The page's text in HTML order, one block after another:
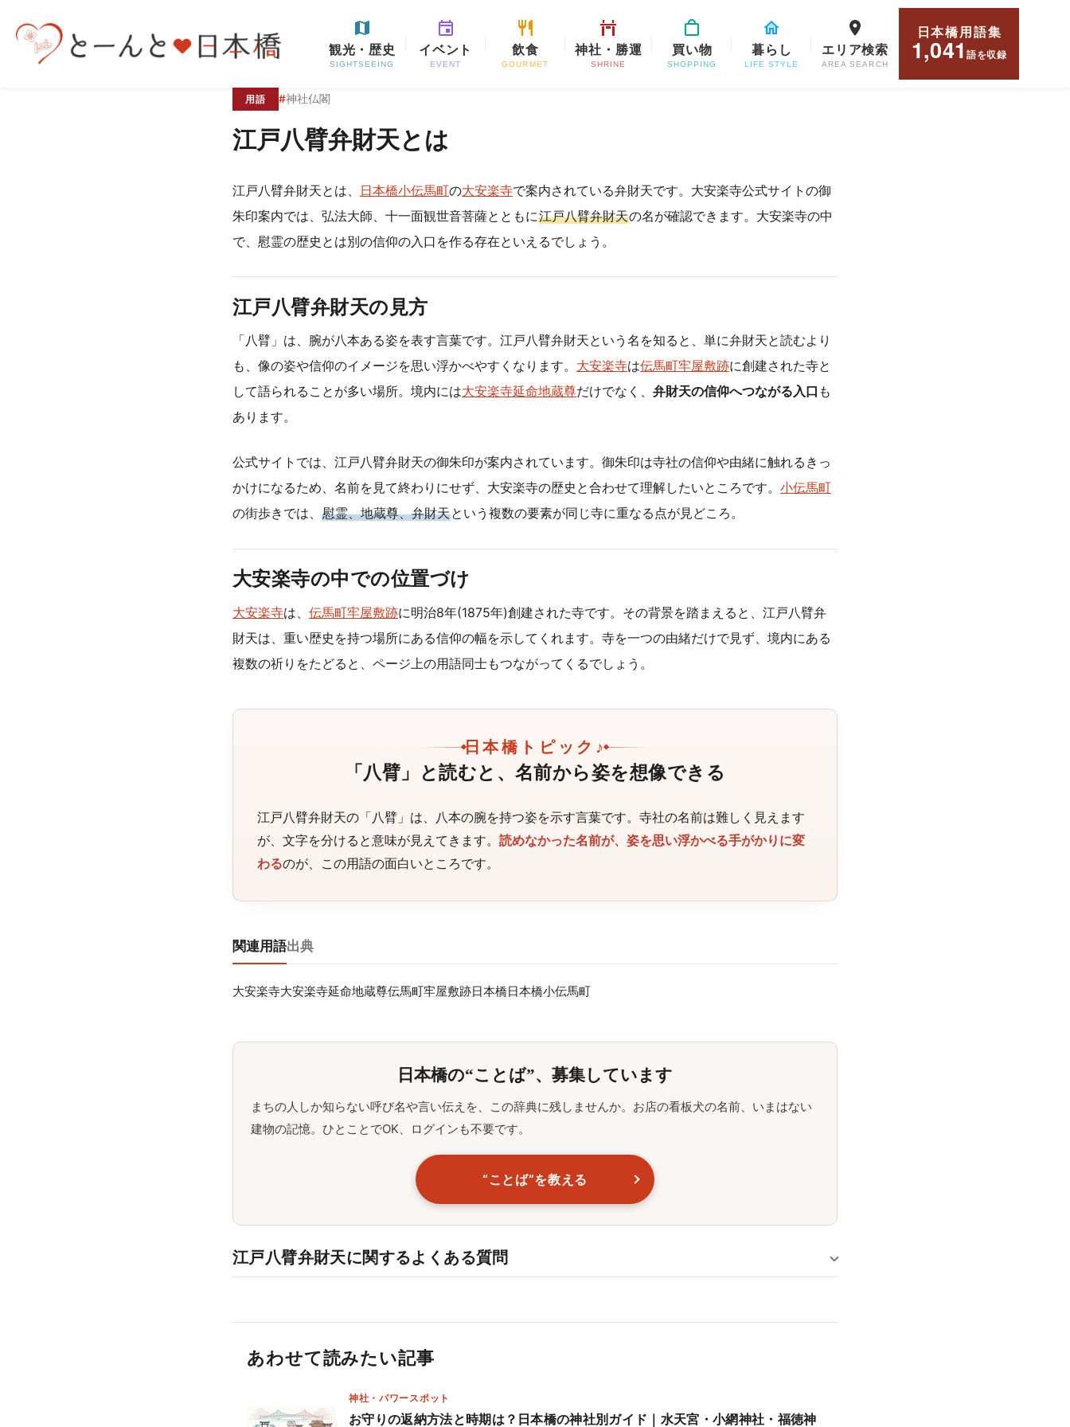
観光・歴史
SIGHTSEEING
イベント
EVENT
飲食
GOURMET
神社・勝運
SHRINE
買い物
SHOPPING
暮らし
LIFE STYLE
エリア検索
AREA SEARCH
日本橋用語集
1,041語を収録
用語 #神社仏閣
江戸八臂弁財天とは
江戸八臂弁財天とは、 日本橋小伝馬町の大安楽寺で案内されている弁財天です。大安楽寺公式サイトの御
朱印案内では、弘法大師、十一面観世音菩薩とともに江戸八臂弁財天の名が確認できます。大安楽寺の中
で、慰霊の歴史とは別の信仰の入口を作る存在といえるでしょう。
江戸八臂弁財天の見方
「八臂」は、腕が八本ある姿を表す言葉です。江戸八臂弁財天という名を知ると、単に弁財天と読むより
も、像の姿や信仰のイメージを思い浮かべやすくなります。 大安楽寺は伝馬町牢屋敷跡に創建された寺と
して語られることが多い場所。境内には大安楽寺延命地蔵尊だけでなく、 弁財天の信仰へつながる入口 も
あります。
公式サイトでは、江戸八臂弁財天の御朱印が案内されています。御朱印は寺社の信仰や由緒に触れるきっ
かけになるため、名前を見て終わりにせず、大安楽寺の歴史と合わせて理解したいところです。 小伝馬町
の街歩きでは、 慰霊、地蔵尊、弁財天という複数の要素が同じ寺に重なる点が見どころ。
大安楽寺の中での位置づけ
大安楽寺は、 伝馬町牢屋敷跡に明治8年(1875年)創建された寺です。その背景を踏まえると、江戸八臂弁
財天は、重い歴史を持つ場所にある信仰の幅を示してくれます。寺を一つの由緒だけで見ず、境内にある
複数の祈りをたどると、ページ上の用語同士もつながってくるでしょう。
日本橋トピック♪
「八臂」と読むと、名前から姿を想像できる
江戸八臂弁財天の「八臂」は、八本の腕を持つ姿を示す言葉です。寺社の名前は難しく見えます
が、文字を分けると意味が見えてきます。読めなかった名前が、姿を思い浮かべる手がかりに変
わるのが、この用語の面白いところです。
関連用語出典
大安楽寺大安楽寺延命地蔵尊伝馬町牢屋敷跡日本橋日本橋小伝馬町
日本橋の“ことば”、募集しています
まちの人しか知らない呼び名や言い伝えを、この辞典に残しませんか。お店の看板犬の名前、いまはない
建物の記憶。ひとことでOK、ログインも不要です。
“ことば”を教える
江戸八臂弁財天に関するよくある質問
あわせて読みたい記事
神社・パワースポット
お守りの返納方法と時期は？日本橋の神社別ガイド｜水天宮・小網神社・福徳神